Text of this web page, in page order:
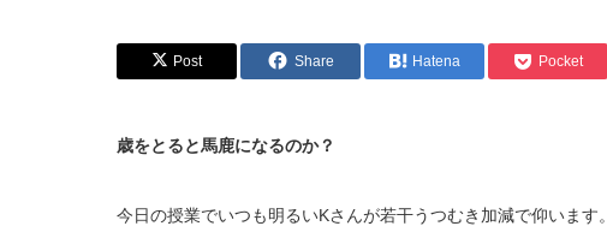
Post Share Hatena Pocket
歳をとると馬鹿になるのか？
今日の授業でいつも明るいKさんが若干うつむき加減で仰います。